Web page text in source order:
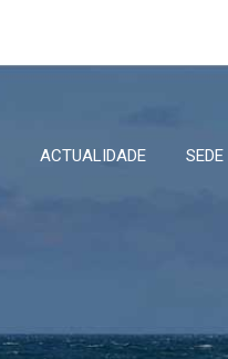
ACTUALIDADE